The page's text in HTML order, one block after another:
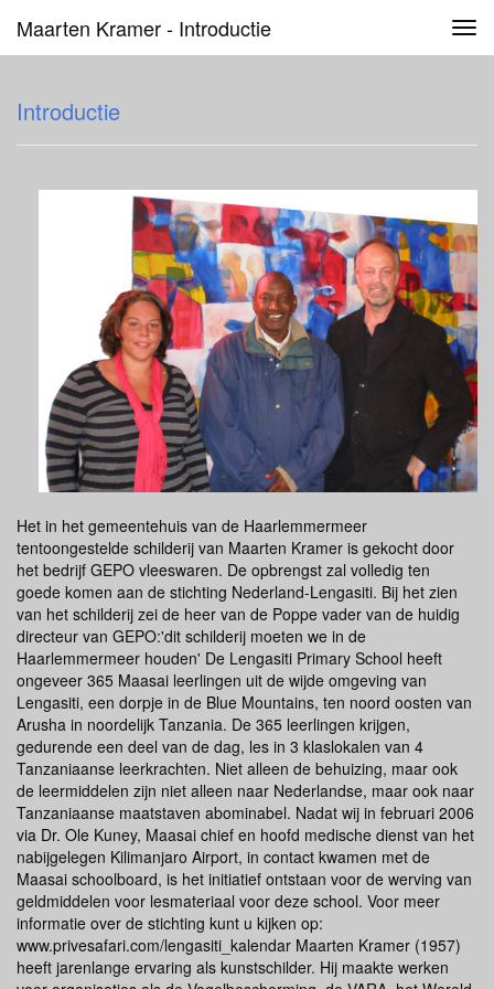
Maarten Kramer - Introductie
Introductie
Het in het gemeentehuis van de Haarlemmermeer
tentoongestelde schilderij van Maarten Kramer is gekocht door
het bedrijf GEPO vleeswaren. De opbrengst zal volledig ten
goede komen aan de stichting Nederland-Lengasiti. Bij het zien
van het schilderij zei de heer van de Poppe vader van de huidig
directeur van GEPO:'dit schilderij moeten we in de
Haarlemmermeer houden' De Lengasiti Primary School heeft
ongeveer 365 Maasai leerlingen uit de wijde omgeving van
Lengasiti, een dorpje in de Blue Mountains, ten noord oosten van
Arusha in noordelijk Tanzania. De 365 leerlingen krijgen,
gedurende een deel van de dag, les in 3 klaslokalen van 4
Tanzaniaanse leerkrachten. Niet alleen de behuizing, maar ook
de leermiddelen zijn niet alleen naar Nederlandse, maar ook naar
Tanzaniaanse maatstaven abominabel. Nadat wij in februari 2006
via Dr. Ole Kuney, Maasai chief en hoofd medische dienst van het
nabijgelegen Kilimanjaro Airport, in contact kwamen met de
Maasai schoolboard, is het initiatief ontstaan voor de werving van
geldmiddelen voor lesmateriaal voor deze school. Voor meer
informatie over de stichting kunt u kijken op:
www.privesafari.com/lengasiti_kalendar Maarten Kramer (1957)
heeft jarenlange ervaring als kunstschilder. Hij maakte werken